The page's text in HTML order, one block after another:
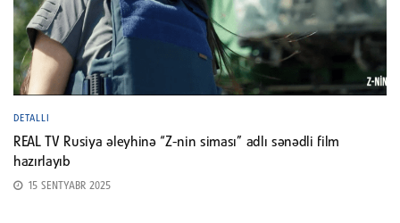
DETALLI
REAL TV Rusiya əleyhinə “Z-nin siması” adlı sənədli film
hazırlayıb
15 SENTYABR 2025